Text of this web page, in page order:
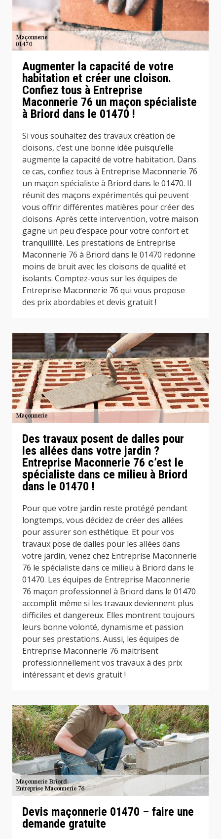
Augmenter la capacité de votre
habitation et créer une cloison.
Confiez tous à Entreprise
Maconnerie 76 un maçon spécialiste
à Briord dans le 01470 !
Si vous souhaitez des travaux création de
cloisons, c’est une bonne idée puisqu’elle
augmente la capacité de votre habitation. Dans
ce cas, confiez tous à Entreprise Maconnerie 76
un maçon spécialiste à Briord dans le 01470. Il
réunit des maçons expérimentés qui peuvent
vous offrir différentes matières pour créer des
cloisons. Après cette intervention, votre maison
gagne un peu d’espace pour votre confort et
tranquillité. Les prestations de Entreprise
Maconnerie 76 à Briord dans le 01470 redonne
moins de bruit avec les cloisons de qualité et
isolants. Comptez-vous sur les équipes de
Entreprise Maconnerie 76 qui vous propose
des prix abordables et devis gratuit !
Des travaux posent de dalles pour
les allées dans votre jardin ?
Entreprise Maconnerie 76 c’est le
spécialiste dans ce milieu à Briord
dans le 01470 !
Pour que votre jardin reste protégé pendant
longtemps, vous décidez de créer des allées
pour assurer son esthétique. Et pour vos
travaux pose de dalles pour les allées dans
votre jardin, venez chez Entreprise Maconnerie
76 le spécialiste dans ce milieu à Briord dans le
01470. Les équipes de Entreprise Maconnerie
76 maçon professionnel à Briord dans le 01470
accomplit même si les travaux deviennent plus
difficiles et dangereux. Elles montrent toujours
leurs bonne volonté, dynamisme et passion
pour ses prestations. Aussi, les équipes de
Entreprise Maconnerie 76 maitrisent
professionnellement vos travaux à des prix
intéressant et devis gratuit !
Devis maçonnerie 01470 – faire une
demande gratuite